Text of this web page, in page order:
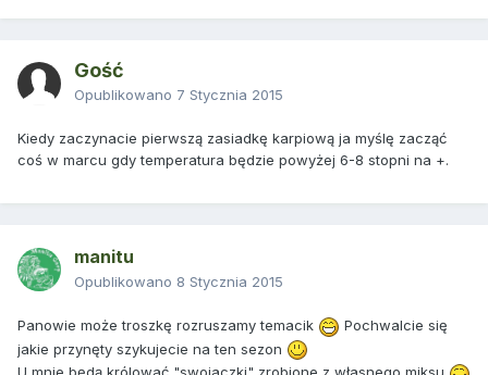
Gość
Opublikowano 7 Stycznia 2015
Kiedy zaczynacie pierwszą zasiadkę karpiową ja myślę zacząć
coś w marcu gdy temperatura będzie powyżej 6-8 stopni na +.
manitu
Opublikowano 8 Stycznia 2015
Panowie może troszkę rozruszamy temacik
Pochwalcie się
jakie przynęty szykujecie na ten sezon